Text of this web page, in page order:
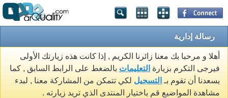
رسالة إدارية
أهلا و مرحبا بك معنا زائرنا الكريم , إذا كانت هذه زيارتك الأولى
فيرجى التكرم بزيارة التعليمات بالضغط على الرابط السابق , كما
يسعدنا أن تقوم بـ التسجيل لكي تتمكن من المشاركة معنا , لبدء
مشاهدة المواضيع قم باختيار المنتدى الذي تريد زيارته .